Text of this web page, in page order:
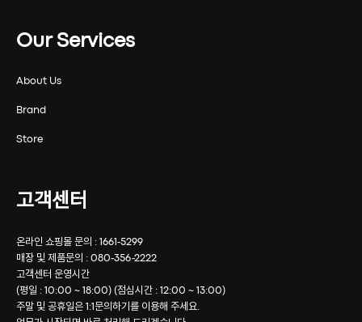
Our Services
About Us
Brand
Store
고객센터
온라인 쇼핑몰 문의 : 1661-5299
매장 및 제품문의 : 080-356-2222
고객센터 운영시간
(평일 : 10:00 ~ 18:00) (점심시간 : 12:00 ~ 13:00)
주말 및 공휴일은 1:1문의하기를 이용해 주세요.